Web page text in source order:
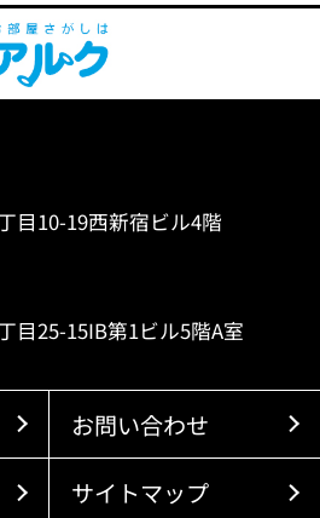
目10-19西新宿ビル4階
目25-15IB第1ビル5階A室
お問い合わせ
サイトマップ